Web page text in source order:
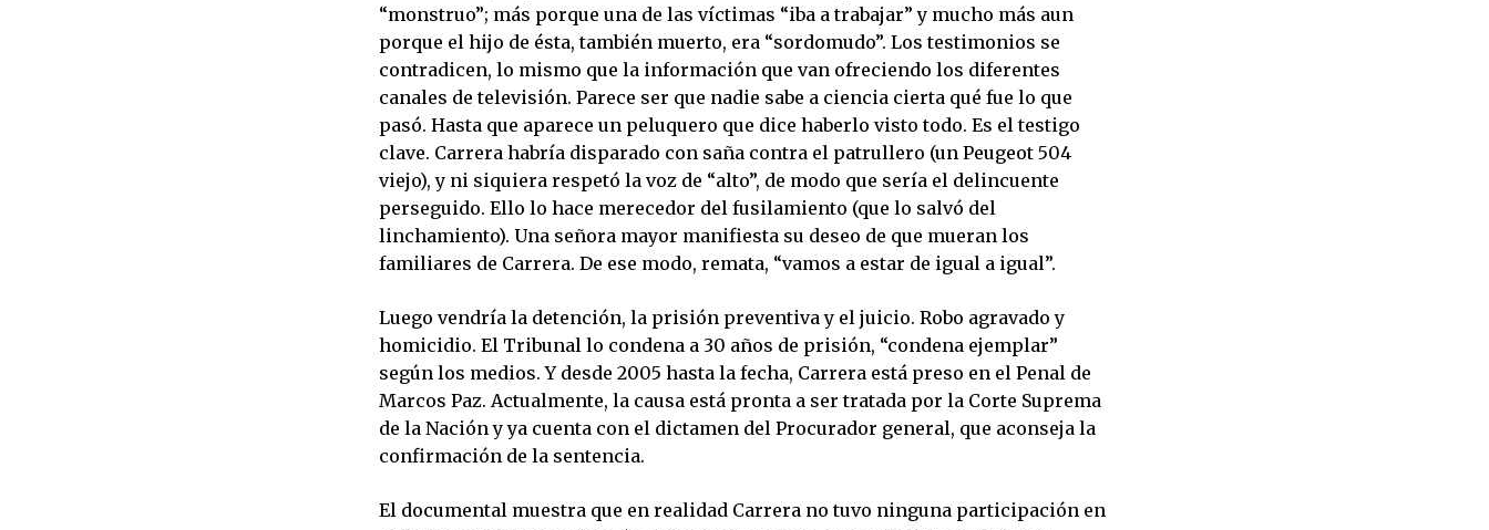
“monstruo”; más porque una de las víctimas “iba a trabajar” y mucho más aun
porque el hijo de ésta, también muerto, era “sordomudo”. Los testimonios se
contradicen, lo mismo que la información que van ofreciendo los diferentes
canales de televisión. Parece ser que nadie sabe a ciencia cierta qué fue lo que
pasó. Hasta que aparece un peluquero que dice haberlo visto todo. Es el testigo
clave. Carrera habría disparado con saña contra el patrullero (un Peugeot 504
viejo), y ni siquiera respetó la voz de “alto”, de modo que sería el delincuente
perseguido. Ello lo hace merecedor del fusilamiento (que lo salvó del
linchamiento). Una señora mayor manifiesta su deseo de que mueran los
familiares de Carrera. De ese modo, remata, “vamos a estar de igual a igual”.
Luego vendría la detención, la prisión preventiva y el juicio. Robo agravado y
homicidio. El Tribunal lo condena a 30 años de prisión, “condena ejemplar”
según los medios. Y desde 2005 hasta la fecha, Carrera está preso en el Penal de
Marcos Paz. Actualmente, la causa está pronta a ser tratada por la Corte Suprema
de la Nación y ya cuenta con el dictamen del Procurador general, que aconseja la
confirmación de la sentencia.
El documental muestra que en realidad Carrera no tuvo ninguna participación en